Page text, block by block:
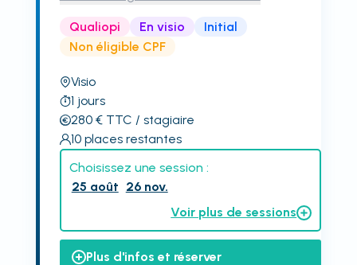
Qualiopi En visio
Initial
Non éligible CPF
Visio
1 jours
280€ TTC / stagiaire
10 places restantes
Choisissez une session :
25 août 26 nov.
Voir plus de sessions
Plus d'infos et réserver